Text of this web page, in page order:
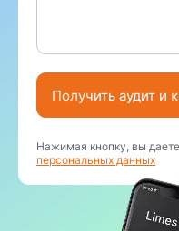
Получить аудит и
Нажимая кнопку, вы
персональных данных